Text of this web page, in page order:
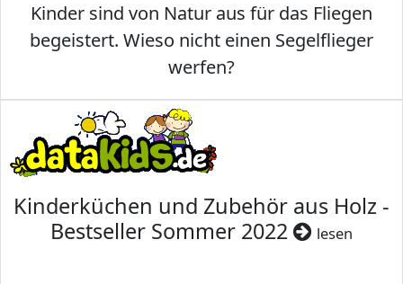
Kinder sind von Natur aus für das Fliegen
begeistert. Wieso nicht einen Segelflieger
werfen?
Kinderküchen und Zubehör aus Holz -
Bestseller Sommer 2022
lesen